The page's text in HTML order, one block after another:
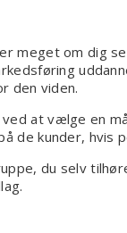
meget om dig
den viden.
at vælge en
de kunder, hvis
du selv